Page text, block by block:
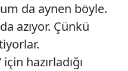
da aynen böyle.
azıyor. Çünkü
hazırladığı